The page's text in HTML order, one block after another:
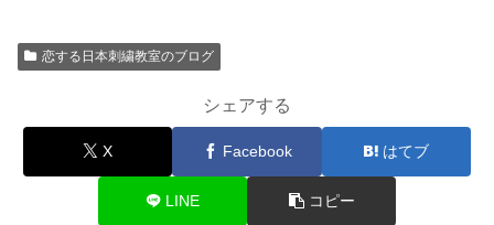
恋する日本刺繍教室のブログ
シェアする
X Facebook はてブ
LINE コピー